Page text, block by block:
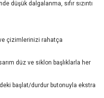
düşük dalgalanma, sıfır sızıntı
çizimlerinizi rahatça
düz ve siklon başlıklarla her
başlat/durdur butonuyla ekstra